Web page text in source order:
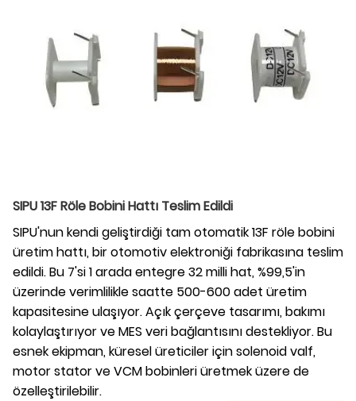
SIPU 13F Röle Bobini Hattı Teslim Edildi
SIPU'nun kendi geliştirdiği tam otomatik 13F röle bobini
üretim hattı, bir otomotiv elektroniği fabrikasına teslim
edildi. Bu 7'si 1 arada entegre 32 milli hat, %99,5'in
üzerinde verimlilikle saatte 500-600 adet üretim
kapasitesine ulaşıyor. Açık çerçeve tasarımı, bakımı
kolaylaştırıyor ve MES veri bağlantısını destekliyor. Bu
esnek ekipman, küresel üreticiler için solenoid valf,
motor stator ve VCM bobinleri üretmek üzere de
özelleştirilebilir.